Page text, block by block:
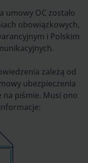
umowy OC zostało
obowiązkowych,
i Polskim
zależą od
ubezpieczenia
na piśmie. Musi ono